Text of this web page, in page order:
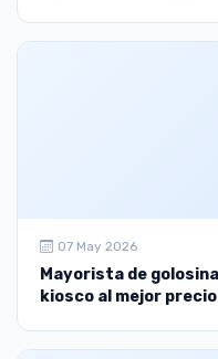
07 May 2026
Mayorista de
kiosco al mejor precio